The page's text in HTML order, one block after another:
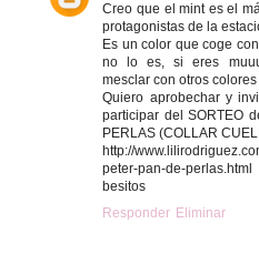
Creo que el mint es el
protagonistas de la
Es un color que coge
no lo es, si eres
mesclar con otros
Quiero aprobechar y
participar del SORTEO
PERLAS (COLLAR
http://
peter-pan-de-perlas.html
besitos
Responder Eliminar